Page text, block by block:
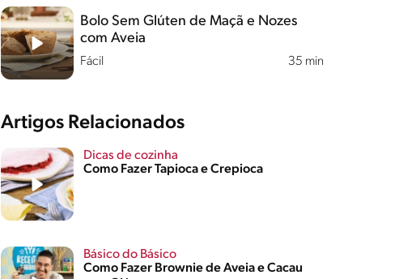
Fácil 35 min
Bolo Sem Glúten de Maçã e Nozes
com Aveia
Artigos Relacionados
Dicas de cozinha
Como Fazer Tapioca e Crepioca
Básico do Básico
Como Fazer Brownie de Aveia e Cacau